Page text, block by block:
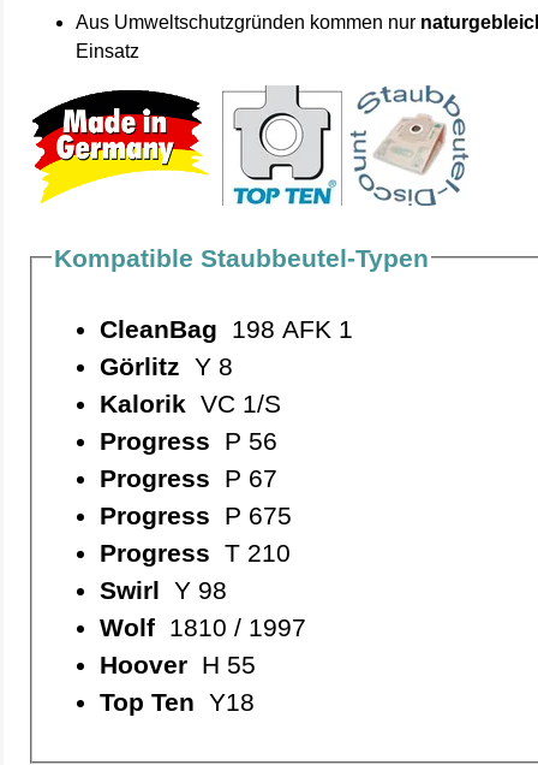
Aus Umweltschutzgründen kommen nur
Einsatz
Kompatible Staubbeutel-Typen
CleanBag 198 AFK 1
Görlitz Y 8
Kalorik VC 1/S
Progress P 56
Progress P 67
Progress P 675
Progress T 210
Swirl Y 98
Wolf1810 / 1997
HooverH 55
Top Ten Y18